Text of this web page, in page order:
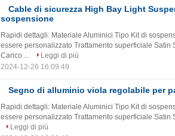
Cable di sicurezza High Bay Light
sospensione
Rapidi dettagli: Materiale Aluminici Tipo Kit di
essere personalizzato Trattamento superficiale Satin
Carico ...
Leggi di più
2024-12-26 16:09:49
Segno di alluminio viola regolabile per
Rapidi dettagli: Materiale Aluminici Tipo Kit di
essere personalizzato Trattamento superficiale Satin
Leggi di più